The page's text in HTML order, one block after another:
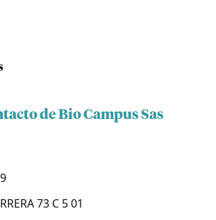
de Bio Campus Sas
73 C 5 01